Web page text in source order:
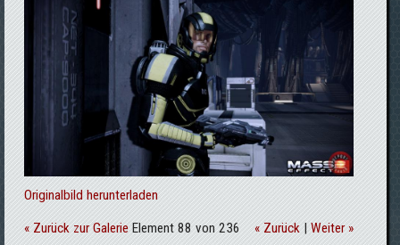
Originalbild herunterladen
« Zurück zur Galerie Element 88 von 236 « Zurück|Weiter »